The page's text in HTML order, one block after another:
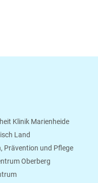
Klinik Marienheide
Land
Prävention und Pflege
Oberberg